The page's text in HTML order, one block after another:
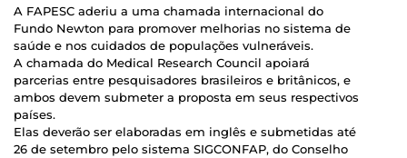
A FAPESC aderiu a uma chamada internacional do
Fundo Newton para promover melhorias no sistema de
saúde e nos cuidados de populações vulneráveis.
A chamada do Medical Research Council apoiará
parcerias entre pesquisadores brasileiros e britânicos, e
ambos devem submeter a proposta em seus respectivos
países.
Elas deverão ser elaboradas em inglês e submetidas até
26 de setembro pelo sistema SIGCONFAP, do Conselho